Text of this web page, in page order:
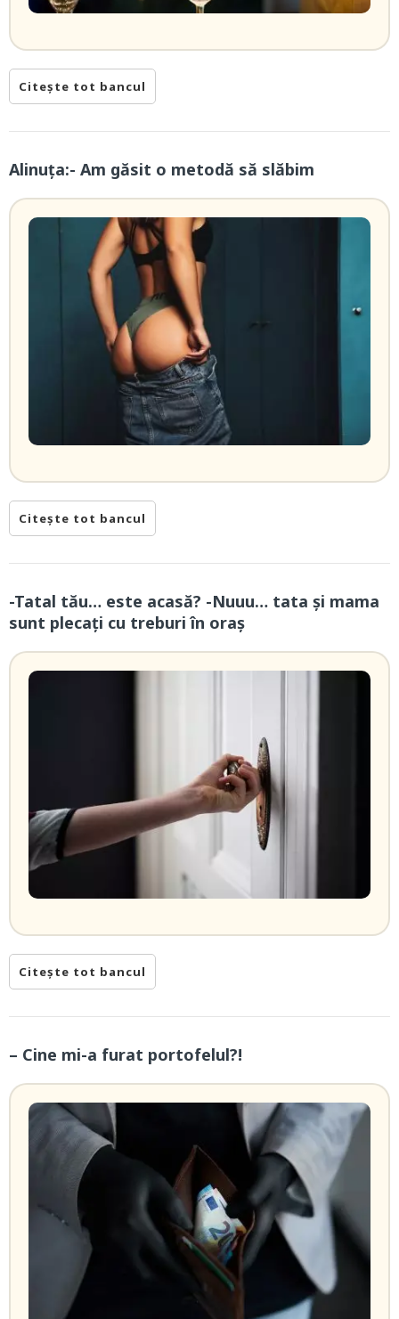
Citește tot bancul
Alinuța:- Am găsit o metodă să slăbim
Citește tot bancul
-Tatal tău… este acasă? -Nuuu… tata și mama
sunt plecați cu treburi în oraș
Citește tot bancul
– Cine mi-a furat portofelul?!